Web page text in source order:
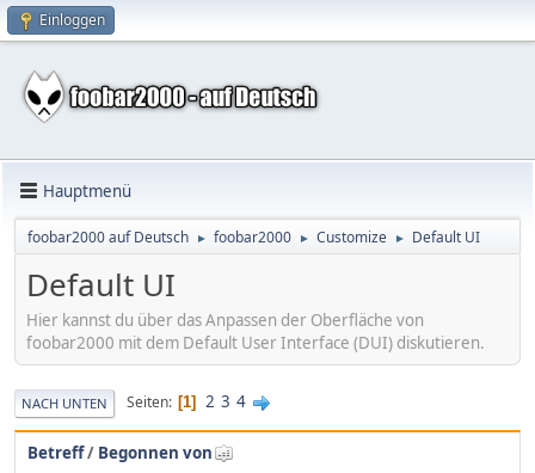
Einloggen
Hauptmenü
foobar2000 auf Deutsch ► foobar2000 ► Customize ► Default UI
Default UI
Hier kannst du über das Anpassen der Oberfläche von
foobar2000 mit dem Default User Interface (DUI) diskutieren.
NACH UNTEN Seiten 1 2 3 4
Betreff/ Begonnen von